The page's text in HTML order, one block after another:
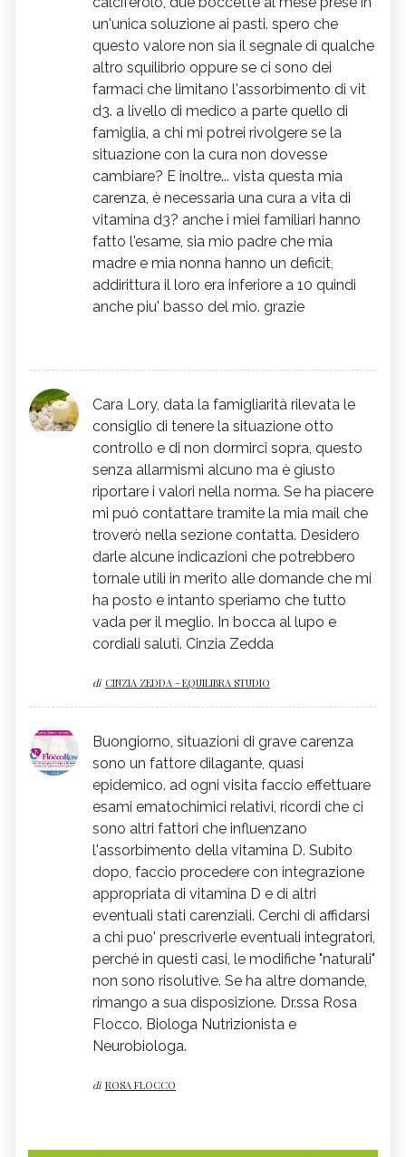
quanto prima uno stato di benessere
duraturo con una cura mirata ed efficace.
sparirà anche la stanchezza alle gambe.
Stia tranquilla ce la farà. Cordiali saluti
Cinzia Zedda naturopata, riflessologia-
mindfulness
un'unica soluzione ai pasti. spero che
questo valore non sia il segnale di qualche
altro squilibrio oppure se ci sono dei
farmaci che limitano l'assorbimento di vit
d3. a livello di medico a parte quello di
famiglia, a chi mi potrei rivolgere se la
situazione con la cura non dovesse
cambiare? E inoltre... vista questa mia
carenza, è necessaria una cura a vita di
vitamina d3? anche i miei familiari hanno
fatto l'esame, sia mio padre che mia
madre e mia nonna hanno un deficit,
addirittura il loro era inferiore a 10 quindi
anche piu' basso del mio. grazie
Cara Lory, data la famigliarità rilevata le
consiglio di tenere la situazione otto
controllo e di non dormirci sopra, questo
senza allarmismi alcuno ma è giusto
riportare i valori nella norma. Se ha piacere
mi può contattare tramite la mia mail che
troverò nella sezione contatta. Desidero
darle alcune indicazioni che potrebbero
tornale utili in merito alle domande che mi
ha posto e intanto speriamo che tutto
vada per il meglio. In bocca al lupo e
cordiali saluti. Cinzia Zedda
di CINZIA ZEDDA - EQUILIBRA STUDIO
Buongiorno, situazioni di grave carenza
sono un fattore dilagante, quasi
epidemico. ad ogni visita faccio effettuare
esami ematochimici relativi, ricordi che ci
sono altri fattori che influenzano
l'assorbimento della vitamina D. Subito
dopo, faccio procedere con integrazione
appropriata di vitamina D e di altri
eventuali stati carenziali. Cerchi di affidarsi
a chi puo' prescriverle eventuali integratori,
perché in questi casi, le modifiche "naturali"
non sono risolutive. Se ha altre domande,
rimango a sua disposizione. Dr.ssa Rosa
Flocco. Biologa Nutrizionista e
Neurobiologa.
di ROSA FLOCCO